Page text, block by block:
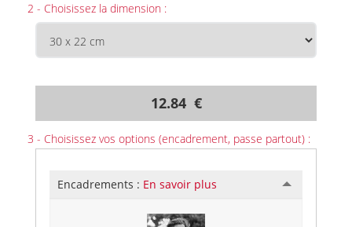
2 - Choisissez la dimension :
12.84 €
3 - Choisissez vos options (encadrement, passe partout) :
Encadrements : En savoir plus